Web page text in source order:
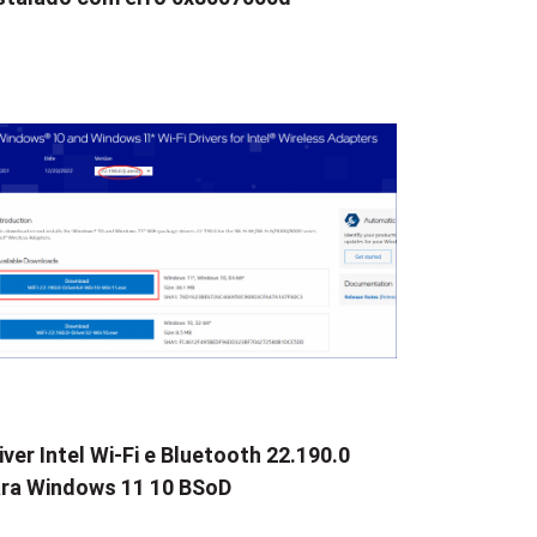
Intel Wi-Fi e Bluetooth 22.190.0
Windows 11 10 BSoD